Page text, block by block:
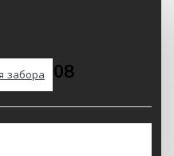
забора№308